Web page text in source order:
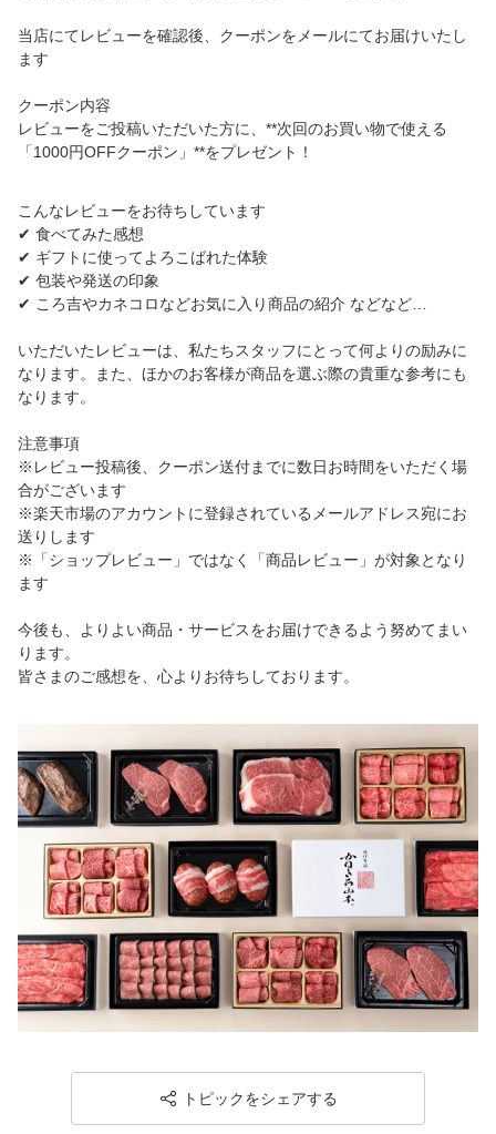
当店にてレビューを確認後、クーポンをメールにてお届けいたし
ます
クーポン内容
レビューをご投稿いただいた方に、**次回のお買い物で使える
「1000円OFFクーポン」**をプレゼント！
こんなレビューをお待ちしています
✔ 食べてみた感想
✔ ギフトに使ってよろこばれた体験
✔ 包装や発送の印象
✔ ころ吉やカネコロなどお気に入り商品の紹介 などなど…
いただいたレビューは、私たちスタッフにとって何よりの励みに
なります。また、ほかのお客様が商品を選ぶ際の貴重な参考にも
なります。
注意事項
※レビュー投稿後、クーポン送付までに数日お時間をいただく場
合がございます
※楽天市場のアカウントに登録されているメールアドレス宛にお
送りします
※「ショップレビュー」ではなく「商品レビュー」が対象となり
ます
今後も、よりよい商品・サービスをお届けできるよう努めてまい
ります。
皆さまのご感想を、心よりお待ちしております。
トピックをシェアする